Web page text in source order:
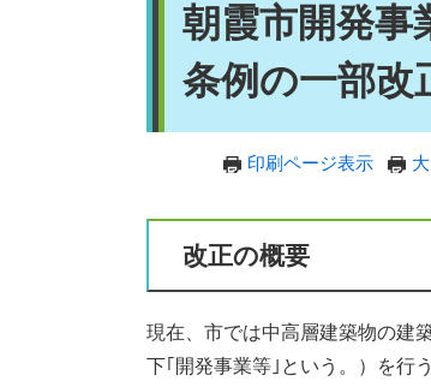
朝霞市開発事
条例の一部改
印刷ページ表示
改正の概要
現在、市では中高層建築物の建
下｢開発事業等｣という。）を行